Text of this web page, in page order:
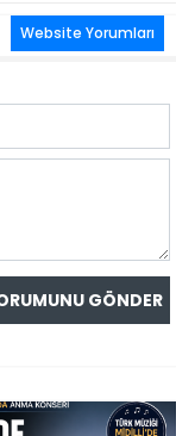
Website Yorumları